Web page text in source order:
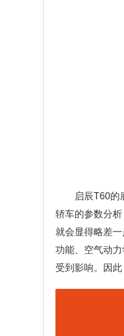
启辰T60的
轿车的参数分
就会显得略差
功能、空气动
受到影响。因